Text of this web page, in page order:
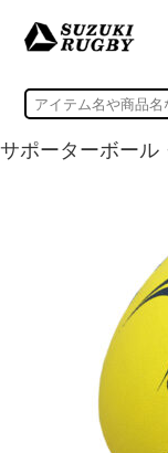
サポーターボール